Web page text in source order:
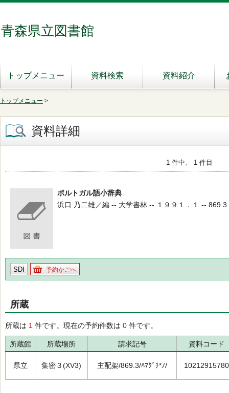
青森県立図書館
トップメニュー 資料検索 資料紹介
トップメニュー >
資料詳細
1 件中、 1 件目
ポルトガル語小辞典
浜口 乃二雄／編 -- 大学書林 -- １９９１．１ -- 869.3
SDI 予約かごへ
所蔵
所蔵は 1 件です。現在の予約件数は 0 件です。
所蔵館 所蔵場所 請求記号 資料コード
県立 集密３(XV3) 主配架/869.3/ﾊﾏｸﾞﾁ*ﾉ/ 10212915780